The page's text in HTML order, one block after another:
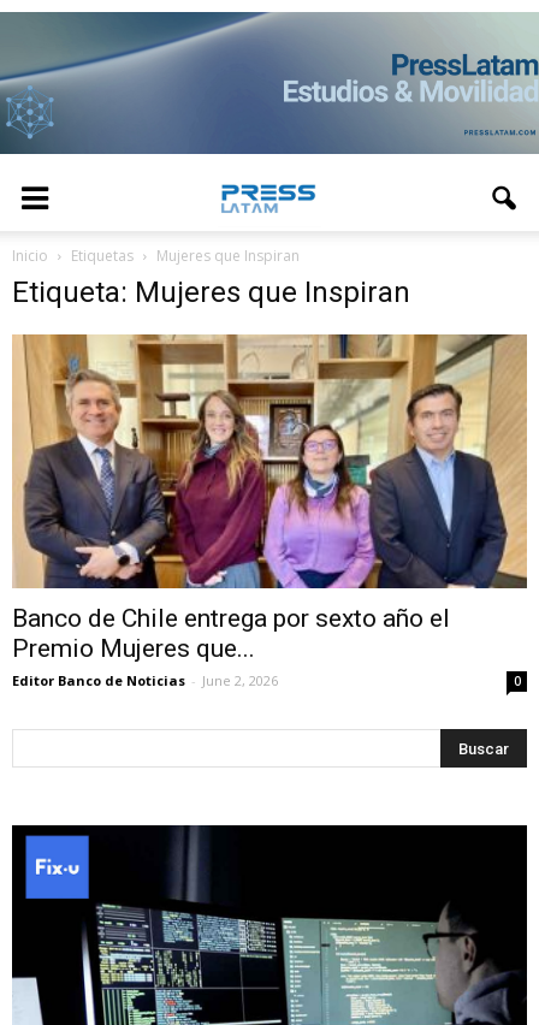
Inicio Etiquetas Mujeres que Inspiran
Etiqueta: Mujeres que Inspiran
Banco de Chile entrega por sexto año el
Premio Mujeres que...
Editor Banco de Noticias - June 2, 2026 0